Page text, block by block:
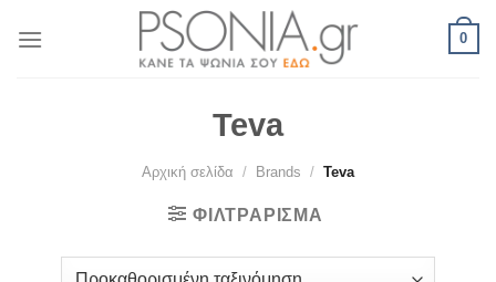
0
Teva
Αρχική σελίδα / Brands / Teva
ΦΙΛΤΡΆΡΙΣΜΑ